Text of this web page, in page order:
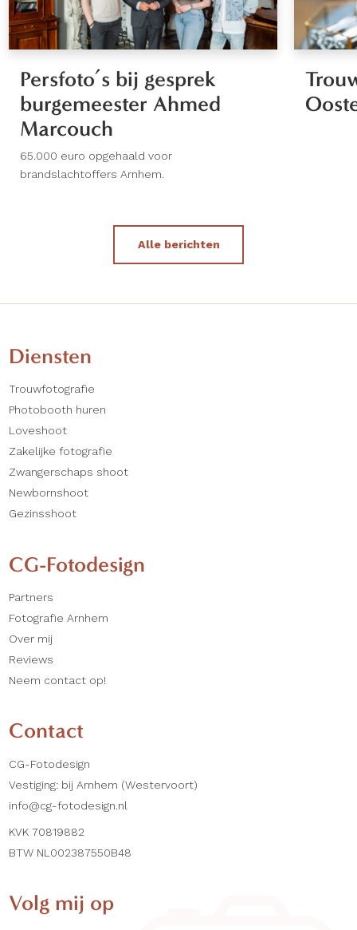
Persfoto’s bij gesprek
burgemeester Ahmed
Marcouch
65.000 euro opgehaald voor
brandslachtoffers Arnhem.
Alle berichten
Diensten
Trouwfotografie
Photobooth huren
Loveshoot
Zakelijke fotografie
Zwangerschaps shoot
Newbornshoot
Gezinsshoot
CG-Fotodesign
Partners
Fotografie Arnhem
Over mij
Reviews
Neem contact op!
Contact
CG-Fotodesign
Vestiging: bij Arnhem (Westervoort)
info@cg-fotodesign.nl
KVK 70819882
BTW NL002387550B48
Volg mij op